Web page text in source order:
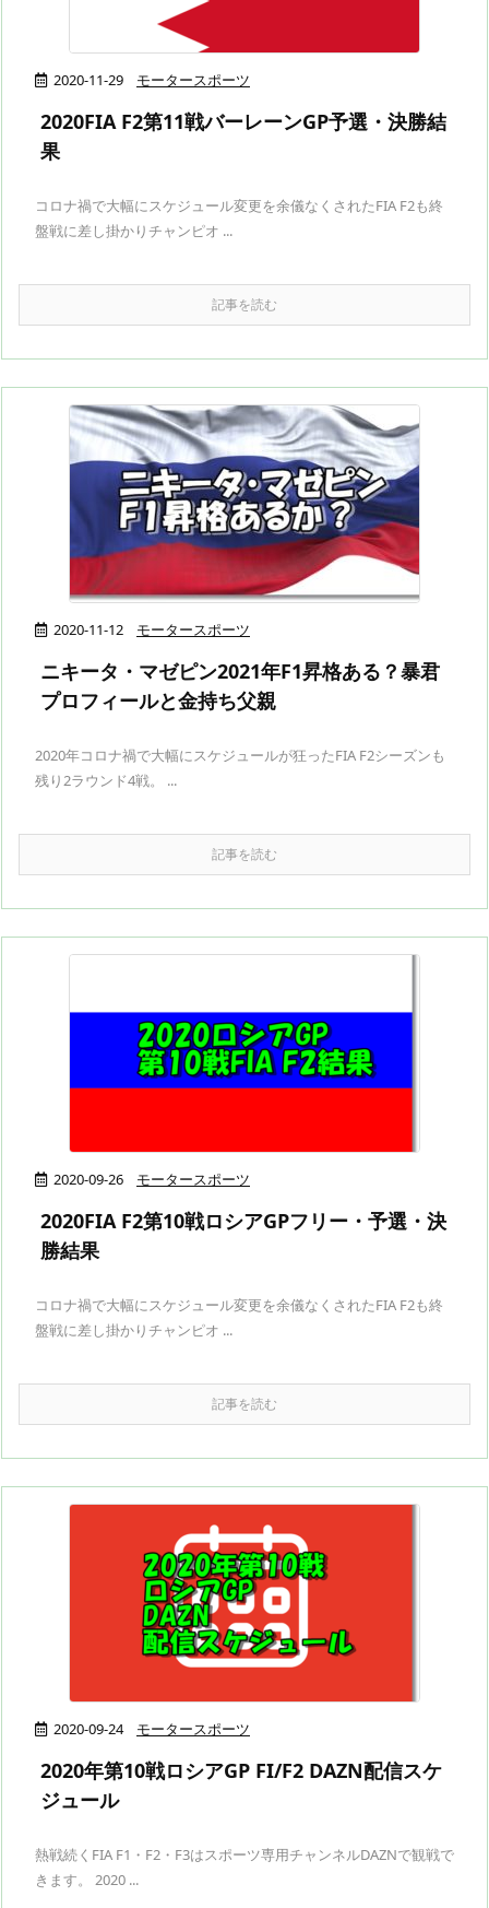
2020-11-29 モータースポーツ
2020FIA F2第11戦バーレーンGP予選・決勝結
果
コロナ禍で大幅にスケジュール変更を余儀なくされたFIA F2も終
盤戦に差し掛かりチャンピオ ...
記事を読む
2020-11-12 モータースポーツ
ニキータ・マゼピン2021年F1昇格ある？暴君
プロフィールと金持ち父親
2020年コロナ禍で大幅にスケジュールが狂ったFIA F2シーズンも
残り2ラウンド4戦。 ...
記事を読む
2020-09-26 モータースポーツ
2020FIA F2第10戦ロシアGPフリー・予選・決
勝結果
コロナ禍で大幅にスケジュール変更を余儀なくされたFIA F2も終
盤戦に差し掛かりチャンピオ ...
記事を読む
2020-09-24 モータースポーツ
2020年第10戦ロシアGP FI/F2 DAZN配信スケ
ジュール
熱戦続くFIA F1・F2・F3はスポーツ専用チャンネルDAZNで観戦で
きます。 2020 ...